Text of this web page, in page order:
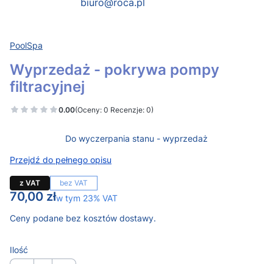
biuro@roca.pl
PoolSpa
Wyprzedaż - pokrywa pompy
filtracyjnej
0.00(Oceny: 0 Recenzje: 0)
Do wyczerpania stanu - wyprzedaż
Przejdź do pełnego opisu
z VAT bez VAT
Cena
70,00 złw tym 23% VAT
w tym 23% VAT
Ceny podane bez kosztów dostawy.
Ilość